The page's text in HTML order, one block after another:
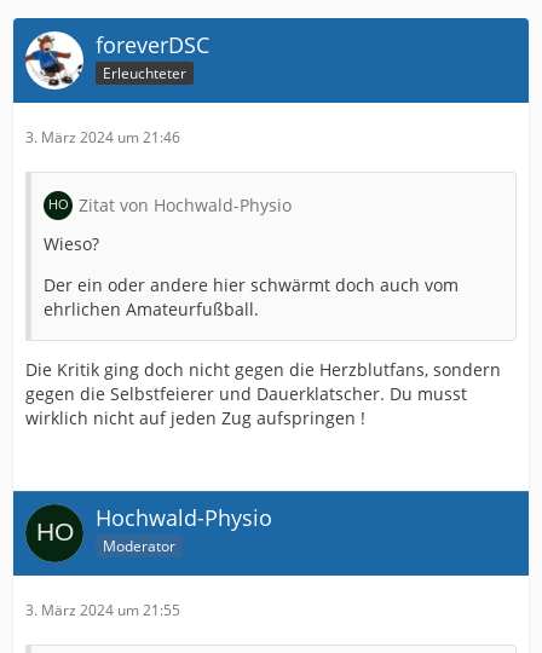
foreverDSC
Erleuchteter
3. März 2024 um 21:46
Zitat von Hochwald-Physio
Wieso?
Der ein oder andere hier schwärmt doch auch vom
ehrlichen Amateurfußball.
Die Kritik ging doch nicht gegen die Herzblutfans, sondern
gegen die Selbstfeierer und Dauerklatscher. Du musst
wirklich nicht auf jeden Zug aufspringen !
Hochwald-Physio
Moderator
3. März 2024 um 21:55